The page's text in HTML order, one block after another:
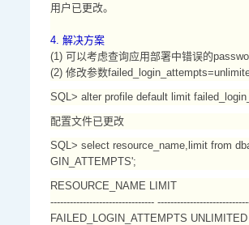
用户已更改。
4. 解决方案
(1) 可以考虑查询应用部署中错误的
(2) 修改参数
SQL> alter profile default limit
配置文件已更改
SQL> select resource_name,limit from
GIN_ATTEMPTS';
RESOURCE_NAME LIMIT
--------------------------------
FAILED_LOGIN_ATTEMPTS UNLIMITED